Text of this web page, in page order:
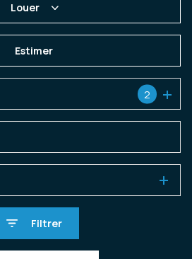
Louer
Estimer
2
Filtrer